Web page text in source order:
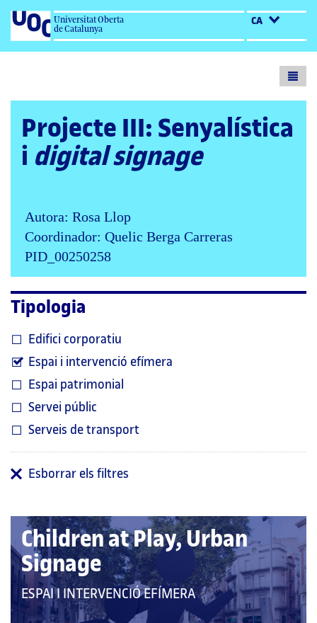
Universitat Oberta
de Catalunya
CA
Projecte III: Senyalística
i digital signage
Autora: Rosa Llop
Coordinador: Quelic Berga Carreras
PID_00250258
Tipologia
Edifici corporatiu
Espai i intervenció efímera
Espai patrimonial
Servei públic
Serveis de transport
Esborrar els filtres
Children at Play, Urban
Signage
QUE
PERTANY
ESPAI I INTERVENCIÓ EFÍMERA